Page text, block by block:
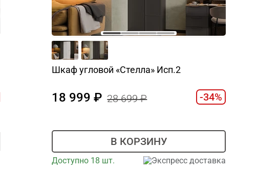
Шкаф угловой «Стелла» Исп.2
18 999 28 699 -34%
В КОРЗИНУ
Доступно 18 шт. Экспресс доставка